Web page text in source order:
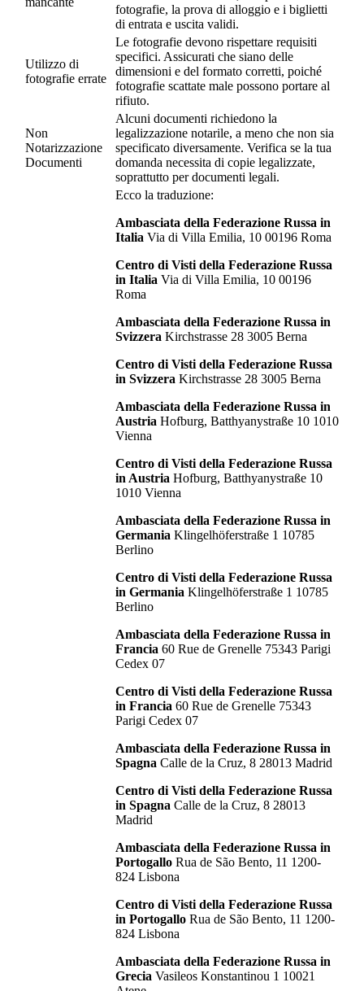
fotografie, la prova di alloggio e i biglietti
di entrata e uscita validi.
Utilizzo di
fotografie errate
Le fotografie devono rispettare requisiti
specifici. Assicurati che siano delle
dimensioni e del formato corretti, poiché
fotografie scattate male possono portare al
rifiuto.
Non
Notarizzazione
Documenti
Alcuni documenti richiedono la
legalizzazione notarile, a meno che non sia
specificato diversamente. Verifica se la tua
domanda necessita di copie legalizzate,
soprattutto per documenti legali.
Ecco la traduzione:
Ambasciata della Federazione Russa in
Italia Via di Villa Emilia, 10 00196 Roma
Centro di Visti della Federazione Russa
in Italia Via di Villa Emilia, 10 00196
Roma
Ambasciata della Federazione Russa in
Svizzera Kirchstrasse 28 3005 Berna
Centro di Visti della Federazione Russa
in Svizzera Kirchstrasse 28 3005 Berna
Ambasciata della Federazione Russa in
Austria Hofburg, Batthyanystraße 10 1010
Vienna
Centro di Visti della Federazione Russa
in Austria Hofburg, Batthyanystraße 10
1010 Vienna
Ambasciata della Federazione Russa in
Germania Klingelhöferstraße 1 10785
Berlino
Centro di Visti della Federazione Russa
in Germania Klingelhöferstraße 1 10785
Berlino
Ambasciata della Federazione Russa in
Francia 60 Rue de Grenelle 75343 Parigi
Cedex 07
Centro di Visti della Federazione Russa
in Francia 60 Rue de Grenelle 75343
Parigi Cedex 07
Ambasciata della Federazione Russa in
Spagna Calle de la Cruz, 8 28013 Madrid
Centro di Visti della Federazione Russa
in Spagna Calle de la Cruz, 8 28013
Madrid
Ambasciata della Federazione Russa in
Portogallo Rua de São Bento, 11 1200-
824 Lisbona
Centro di Visti della Federazione Russa
in Portogallo Rua de São Bento, 11 1200-
824 Lisbona
Ambasciata della Federazione Russa in
Grecia Vasileos Konstantinou 1 10021